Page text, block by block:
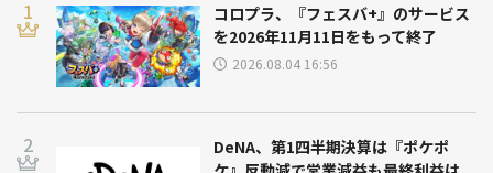
コロプラ、『フェスバ+』のサービス
を2026年11月11日をもって終了
2026.08.04 16:56
DeNA、第1四半期決算は『ポケポ